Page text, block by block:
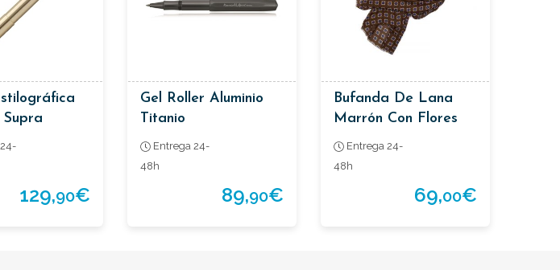
Supra
129,90€
Gel Roller Aluminio
Titanio
Entrega 24-
48h
89,90€
Bufanda De Lana
Marrón Con Flores
Azules
Entrega 24-
48h
69,00€